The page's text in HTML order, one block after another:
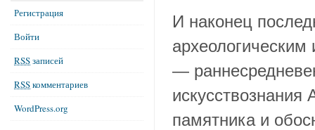
И наконец
—
памятника и
Регистрация
Войти
RSSзаписей
RSSкомментариев
WordPress.org